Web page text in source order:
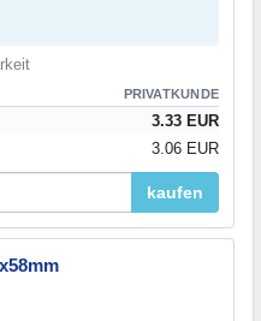
PRIVATKUNDE
3.33 EUR
3.06 EUR
kaufen